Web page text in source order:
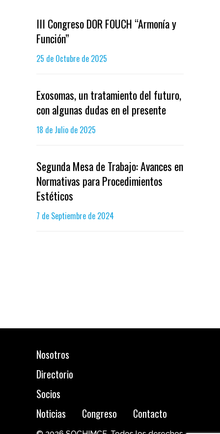
III Congreso DOR FOUCH “Armonía y
Función”
25 de Octubre de 2025
Exosomas, un tratamiento del futuro,
con algunas dudas en el presente
18 de Julio de 2025
Segunda Mesa de Trabajo: Avances en
Normativas para Procedimientos
Estéticos
7 de Septiembre de 2024
Nosotros
Directorio
Socios
Noticias
Congreso Contacto